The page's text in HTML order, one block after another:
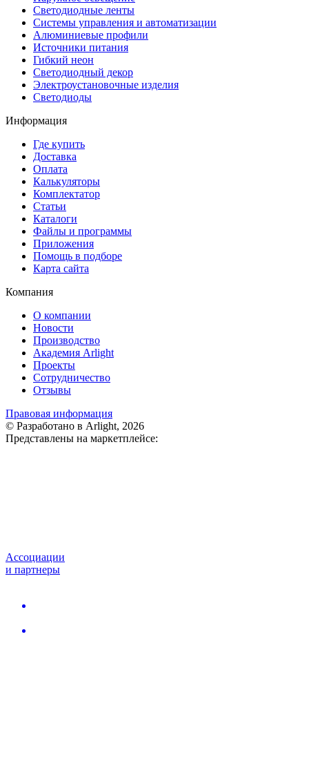
Светодиодные ленты
Системы управления и автоматизации
Алюминиевые профили
Источники питания
Гибкий неон
Светодиодный декор
Электроустановочные изделия
Светодиоды
Информация
Где купить
Доставка
Оплата
Калькуляторы
Комплектатор
Статьи
Каталоги
Файлы и программы
Приложения
Помощь в подборе
Карта сайта
Компания
О компании
Новости
Производство
Академия Arlight
Проекты
Сотрудничество
Отзывы
Правовая информация
© Разработано в Arlight, 2026
Представлены на маркетплейсе:
Ассоциации
и партнеры